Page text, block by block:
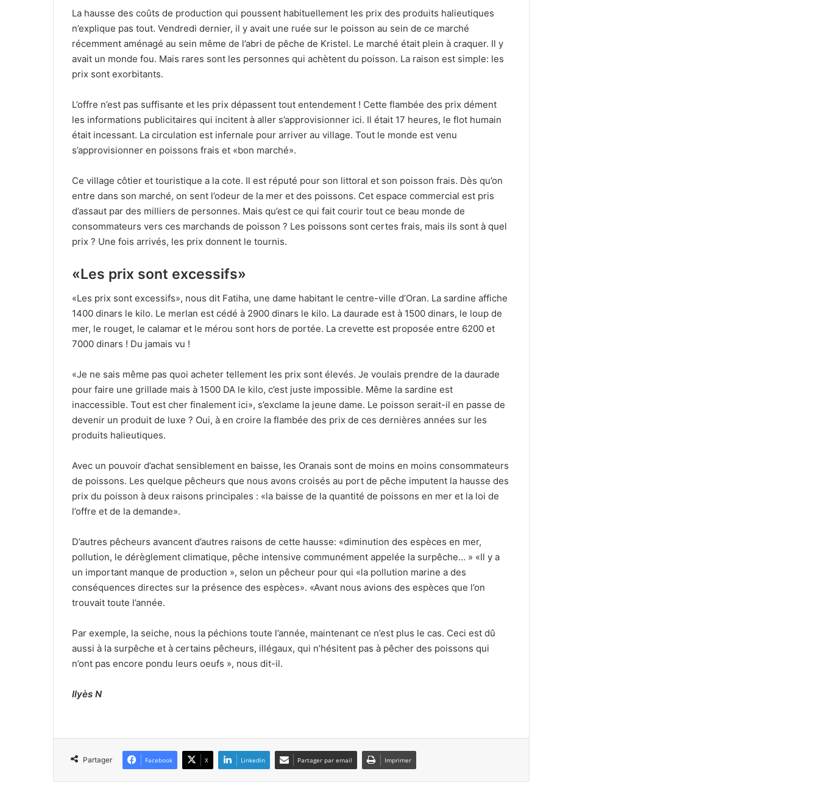
La hausse des coûts de production qui poussent habituellement les prix des produits halieutiques
n’explique pas tout. Vendredi dernier, il y avait une ruée sur le poisson au sein de ce marché
récemment aménagé au sein même de l’abri de pêche de Kristel. Le marché était plein à craquer. Il y
avait un monde fou. Mais rares sont les personnes qui achètent du poisson. La raison est simple: les
prix sont exorbitants.
L’offre n’est pas suffisante et les prix dépassent tout entendement ! Cette flambée des prix dément
les informations publicitaires qui incitent à aller s’approvisionner ici. Il était 17 heures, le flot humain
était incessant. La circulation est infernale pour arriver au village. Tout le monde est venu
s’approvisionner en poissons frais et «bon marché».
Ce village côtier et touristique a la cote. Il est réputé pour son littoral et son poisson frais. Dès qu’on
entre dans son marché, on sent l’odeur de la mer et des poissons. Cet espace commercial est pris
d’assaut par des milliers de personnes. Mais qu’est ce qui fait courir tout ce beau monde de
consommateurs vers ces marchands de poisson ? Les poissons sont certes frais, mais ils sont à quel
prix ? Une fois arrivés, les prix donnent le tournis.
«Les prix sont excessifs»
«Les prix sont excessifs», nous dit Fatiha, une dame habitant le centre-ville d’Oran. La sardine affiche
1400 dinars le kilo. Le merlan est cédé à 2900 dinars le kilo. La daurade est à 1500 dinars, le loup de
mer, le rouget, le calamar et le mérou sont hors de portée. La crevette est proposée entre 6200 et
7000 dinars ! Du jamais vu !
«Je ne sais même pas quoi acheter tellement les prix sont élevés. Je voulais prendre de la daurade
pour faire une grillade mais à 1500 DA le kilo, c’est juste impossible. Même la sardine est
inaccessible. Tout est cher finalement ici», s’exclame la jeune dame. Le poisson serait-il en passe de
devenir un produit de luxe ? Oui, à en croire la flambée des prix de ces dernières années sur les
produits halieutiques.
Avec un pouvoir d’achat sensiblement en baisse, les Oranais sont de moins en moins consommateurs
de poissons. Les quelque pêcheurs que nous avons croisés au port de pêche imputent la hausse des
prix du poisson à deux raisons principales : «la baisse de la quantité de poissons en mer et la loi de
l’offre et de la demande».
D’autres pêcheurs avancent d’autres raisons de cette hausse: «diminution des espèces en mer,
pollution, le dérèglement climatique, pêche intensive communément appelée la surpêche… » «Il y a
un important manque de production », selon un pêcheur pour qui «la pollution marine a des
conséquences directes sur la présence des espèces». «Avant nous avions des espèces que l’on
trouvait toute l’année.
Par exemple, la seiche, nous la péchions toute l’année, maintenant ce n’est plus le cas. Ceci est dû
aussi à la surpêche et à certains pêcheurs, illégaux, qui n’hésitent pas à pêcher des poissons qui
n’ont pas encore pondu leurs oeufs », nous dit-il.
Ilyès N
Partager Facebook X Linkedin Partager par email Imprimer
Tizi Ouzou : un incendie ravage un
El Oued : deux gangs de quartier
démantelés après une série
d’agressions
d’Ibn Ziad
2025-2026